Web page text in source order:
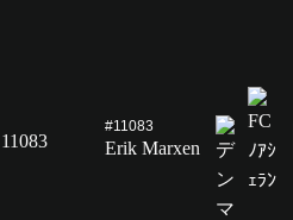
11083
#11083
Erik Marxen